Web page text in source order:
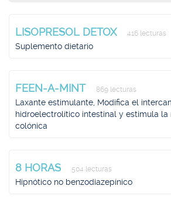
LISOPRESOL DETOX 416 lecturas
Suplemento dietario
FEEN-A-MINT 869 lecturas
Laxante estimulante, Modifica el
hidroelectrolítico intestinal y estimula la
colónica
8 HORAS 504 lecturas
Hipnótico no benzodiazepínico